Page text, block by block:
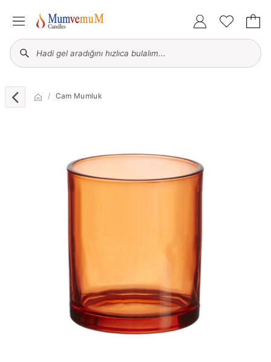
Cam Mumluk